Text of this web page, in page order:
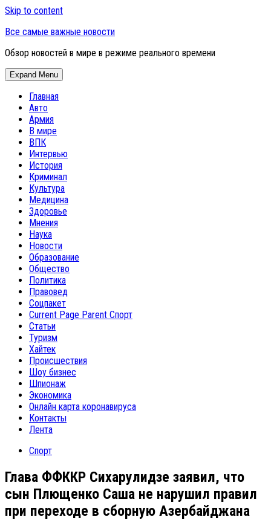
Skip to content
Все самые важные новости
Обзор новостей в мире в режиме реального времени
Expand Menu
Главная
Авто
Армия
В мире
ВПК
Интервью
История
Криминал
Культура
Медицина
Здоровье
Мнения
Наука
Новости
Образование
Общество
Политика
Правовед
Соцпакет
Current Page Parent Спорт
Статьи
Туризм
Хайтек
Происшествия
Шоу бизнес
Шпионаж
Экономика
Онлайн карта коронавируса
Контакты
Лента
Спорт
Глава ФФККР Сихарулидзе заявил, что
сын Плющенко Саша не нарушил правил
при переходе в сборную Азербайджана